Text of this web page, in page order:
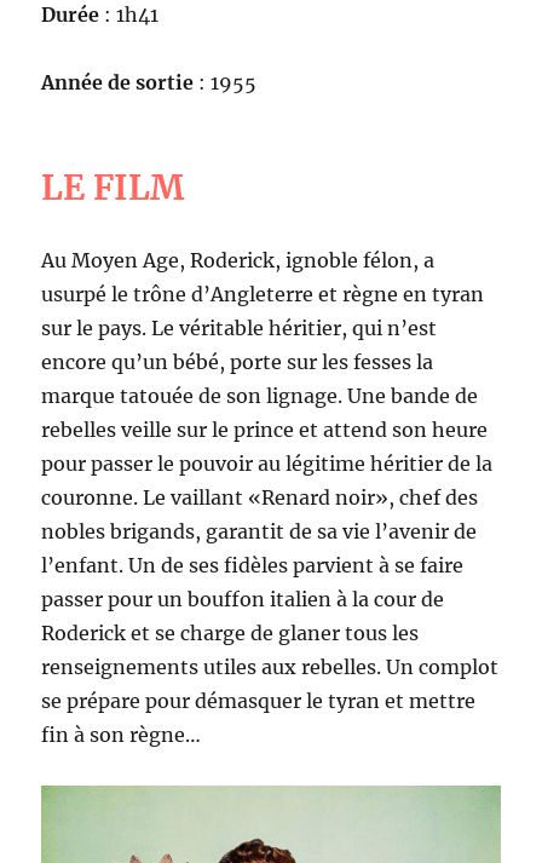
Durée : 1h41
Année de sortie : 1955
LE FILM
Au Moyen Age, Roderick, ignoble félon, a
usurpé le trône d’Angleterre et règne en tyran
sur le pays. Le véritable héritier, qui n’est
encore qu’un bébé, porte sur les fesses la
marque tatouée de son lignage. Une bande de
rebelles veille sur le prince et attend son heure
pour passer le pouvoir au légitime héritier de la
couronne. Le vaillant «Renard noir», chef des
nobles brigands, garantit de sa vie l’avenir de
l’enfant. Un de ses fidèles parvient à se faire
passer pour un bouffon italien à la cour de
Roderick et se charge de glaner tous les
renseignements utiles aux rebelles. Un complot
se prépare pour démasquer le tyran et mettre
fin à son règne…